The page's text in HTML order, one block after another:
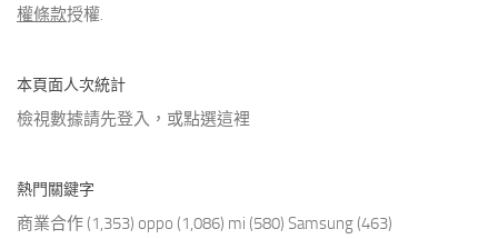
權條款授權.
本頁面人次統計
檢視數據請先登入，或點選這裡
熱門關鍵字
商業合作 (1,353) oppo (1,086) mi (580) Samsung (463)